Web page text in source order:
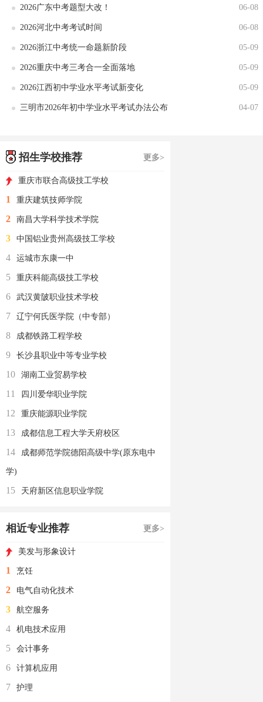
2026广东中考题型大改！ 06-08
2026河北中考考试时间 06-08
2026浙江中考统一命题新阶段 05-09
2026重庆中考三考合一全面落地 05-09
2026江西初中学业水平考试新变化 05-09
三明市2026年初中学业水平考试办法公布 04-07
招生学校推荐 更多>
重庆市联合高级技工学校
1 重庆建筑技师学院
2 南昌大学科学技术学院
3 中国铝业贵州高级技工学校
4 运城市东康一中
5 重庆科能高级技工学校
6 武汉黄陂职业技术学校
7 辽宁何氏医学院（中专部）
8 成都铁路工程学校
9 长沙县职业中等专业学校
10 湖南工业贸易学校
11 四川爱华职业学院
12 重庆能源职业学院
13 成都信息工程大学天府校区
14 成都师范学院德阳高级中学(原东电中
学)
15 天府新区信息职业学院
相近专业推荐 更多>
美发与形象设计
1 烹饪
2 电气自动化技术
3 航空服务
4 机电技术应用
5 会计事务
6 计算机应用
7 护理